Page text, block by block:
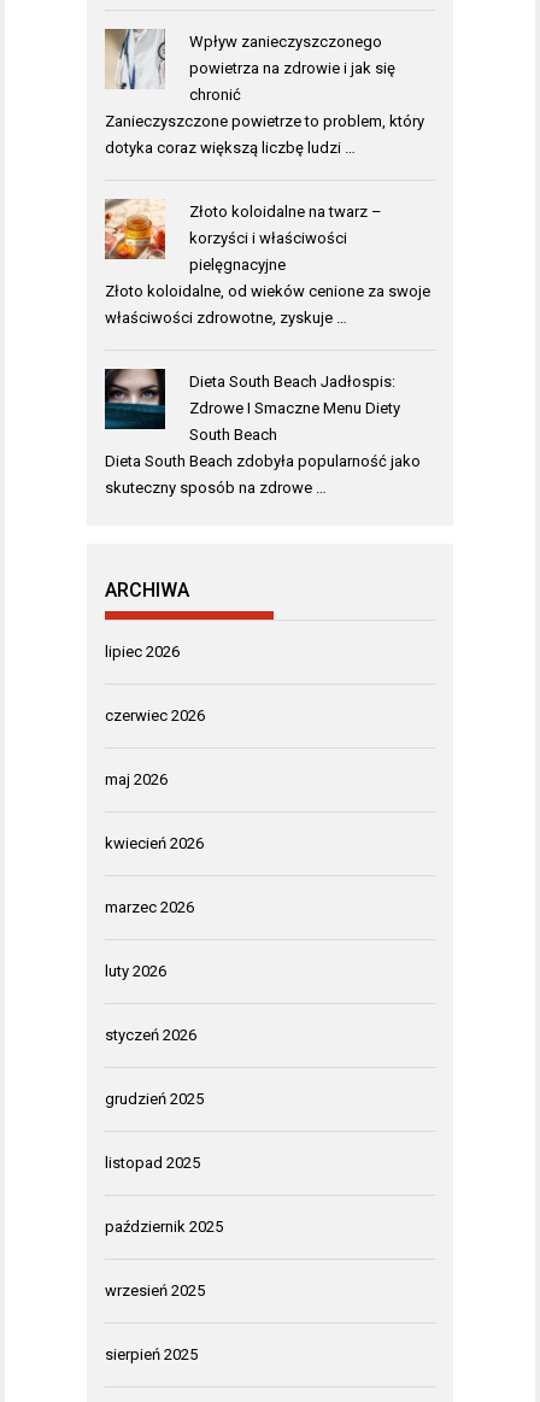
Wpływ zanieczyszczonego
powietrza na zdrowie i jak się
chronić
Zanieczyszczone powietrze to problem, który
dotyka coraz większą liczbę ludzi …
Złoto koloidalne na twarz –
korzyści i właściwości
pielęgnacyjne
Złoto koloidalne, od wieków cenione za swoje
właściwości zdrowotne, zyskuje …
Dieta South Beach Jadłospis:
Zdrowe I Smaczne Menu Diety
South Beach
Dieta South Beach zdobyła popularność jako
skuteczny sposób na zdrowe …
ARCHIWA
lipiec 2026
czerwiec 2026
maj 2026
kwiecień 2026
marzec 2026
luty 2026
styczeń 2026
grudzień 2025
listopad 2025
październik 2025
wrzesień 2025
sierpień 2025